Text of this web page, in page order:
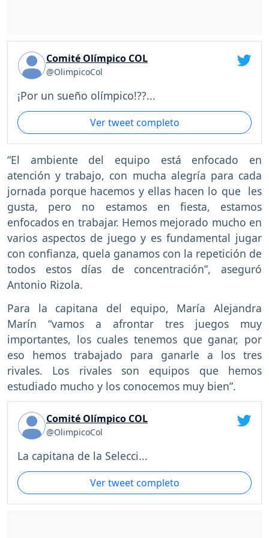
Comité Olímpico COL
@OlimpicoCol
¡Por un sueño olímpico!??...
Ver tweet completo
“El ambiente del equipo está enfocado en
atención y trabajo, con mucha alegría para cada
jornada porque hacemos y ellas hacen lo que les
gusta, pero no estamos en fiesta, estamos
enfocados en trabajar. Hemos mejorado mucho en
varios aspectos de juego y es fundamental jugar
con confianza, quela ganamos con la repetición de
todos estos días de concentración”, aseguró
Antonio Rizola.
Para la capitana del equipo, María Alejandra
Marín “vamos a afrontar tres juegos muy
importantes, los cuales tenemos que ganar, por
eso hemos trabajado para ganarle a los tres
rivales. Los rivales son equipos que hemos
estudiado mucho y los conocemos muy bien”.
Comité Olímpico COL
@OlimpicoCol
La capitana de la Selecci...
Ver tweet completo